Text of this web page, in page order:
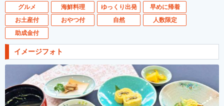
グルメ 海鮮料理 ゆっくり出発
早めに帰着
お土産付
おやつ付 自然
人数限定
助成金付
イメージフォト